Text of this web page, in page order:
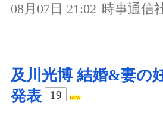
08月07日 21:02 時事通信
及川光博 結婚&妻の
発表
19